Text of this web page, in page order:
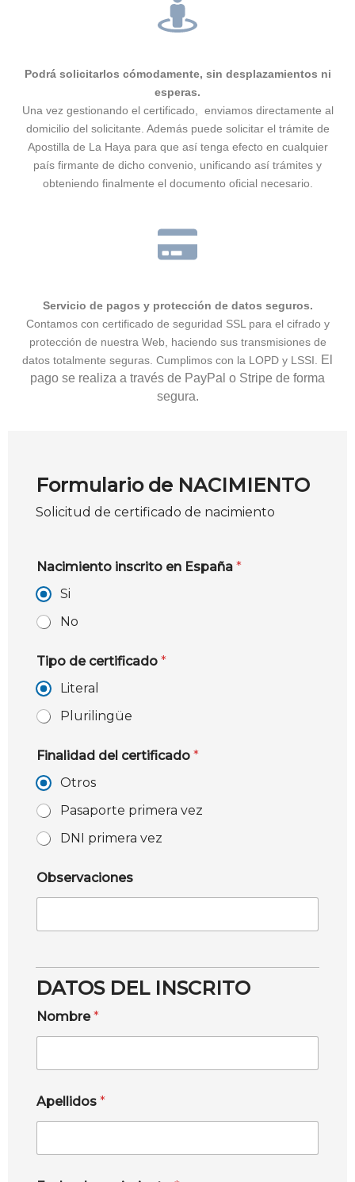
Podrá solicitarlos cómodamente, sin desplazamientos ni
esperas.
Una vez gestionando el certificado, enviamos directamente al
domicilio del solicitante. Además puede solicitar el trámite de
Apostilla de La Haya para que así tenga efecto en cualquier
país firmante de dicho convenio, unificando así trámites y
obteniendo finalmente el documento oficial necesario.
Servicio de pagos y protección de datos seguros.
Contamos con certificado de seguridad SSL para el cifrado y
protección de nuestra Web, haciendo sus transmisiones de
datos totalmente seguras. Cumplimos con la LOPD y LSSI.
El
pago se realiza a través de PayPal o Stripe de forma
segura.
Formulario de NACIMIENTO
Solicitud de certificado de nacimiento
Nacimiento inscrito en España *
Si
No
Tipo de certificado *
Literal
Plurilingüe
Finalidad del certificado *
Otros
Pasaporte primera vez
DNI primera vez
Observaciones
DATOS DEL INSCRITO
Nombre*
Apellidos *